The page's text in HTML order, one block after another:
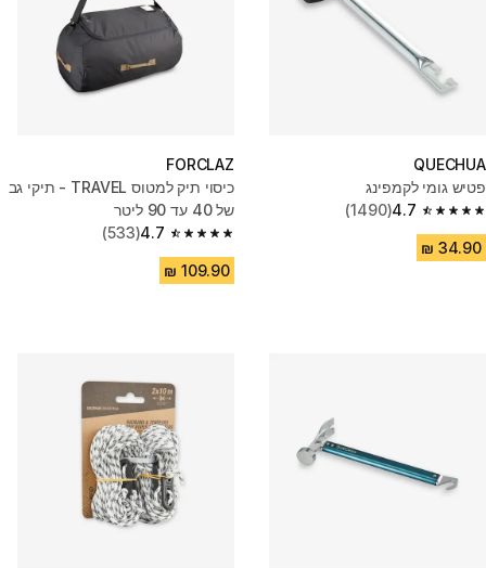
QUECHUA
פטיש גומי לקמפינג
4.7
4.7 out of 5 stars from 1490 reviews
(1490)
FORCLAZ
כיסוי תיק למטוס TRAVEL - תיקי גב
של 40 עד 90 ליטר
4.7
4.7 out of 5 stars from 533 reviews
(533)